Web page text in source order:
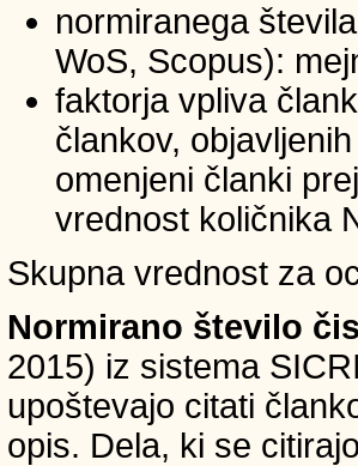
normiranega
WoS, Scopus):
faktorja vpliva
člankov,
omenjeni članki
vrednost količnika
Skupna vrednost za
Normirano število
2015) iz sistema
upoštevajo citati
opis. Dela, ki se